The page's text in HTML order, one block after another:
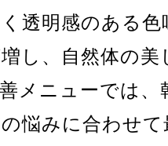
透明感のある色
し、自然体の
メニューでは、
悩みに合わせ